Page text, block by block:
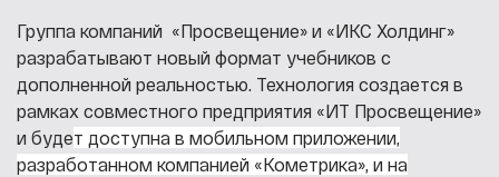
Группа компаний «Просвещение» и «ИКС Холдинг»
разрабатывают новый формат учебников с
дополненной реальностью. Технология создается в
рамках совместного предприятия «ИТ Просвещение»
и будет доступна в мобильном приложении,
разработанном компанией «Кометрика», и на